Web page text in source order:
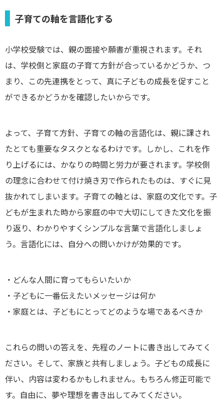
子育ての軸を言語化する
小学校受験では、親の面接や願書が重視されます。それ
は、学校側と家庭の子育て方針が合っているかどうか、つ
まり、この先連携をとって、真に子どもの成長を促すこと
ができるかどうかを確認したいからです。
よって、子育て方針、子育ての軸の言語化は、親に課され
たとても重要なタスクとなるわけです。しかし、これを作
り上げるには、かなりの時間と労力が要されます。学校側
の理念に合わせて付け焼き刃で作られたものは、すぐに見
抜かれてしまいます。子育ての軸とは、家庭の文化です。子
どもが生まれた時から家庭の中で大切にしてきた文化を振
り返り、わかりやすくシンプルな言葉で言語化しましょ
う。言語化には、自分への問いかけが効果的です。
・どんな人間に育ってもらいたいか
・子どもに一番伝えたいメッセージは何か
・家庭とは、子どもにとってどのような場であるべきか
これらの問いの答えを、先程のノートに書き出してみてく
ださい。そして、家族と共有しましょう。子どもの成長に
伴い、内容は変わるかもしれません。もちろん修正可能で
す。自由に、夢や理想を書き出してみてください。